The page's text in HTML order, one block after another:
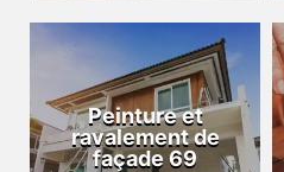
Peinture et
ravalement de
façade 69